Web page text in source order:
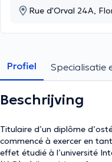
Rue d'Orval 24A,
Profiel Specialisatie
Beschrijving
Titulaire d’un diplôme
commencé à exercer en
effet étudié à l’université